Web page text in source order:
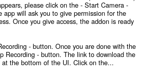
please click on the - Start Camera -
app will ask you to give permission for the
Once you give access, the addon is ready
- button. Once you are done with the
Recording - button. The link to download the
the bottom of the UI. Click on the...